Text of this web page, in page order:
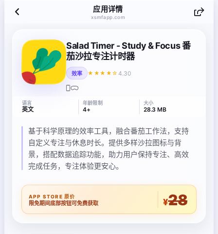
应用详情
xsmfapp.com
Salad Timer - Study & Focus 番
茄沙拉专注计时器
效率 ★★★★☆ 4.30
语言
英文
年龄限制
4+
大小
28.3 MB
基于科学原理的效率工具，融合番茄工作法，支持
自定义专注与休息时长。提供多样沙拉图标与背
景，搭配数据追踪功能，助力用户保持专注、高效
完成任务，专注体验更安心。
APP STORE 原价
限免期间底部按钮可免费获取 ¥28